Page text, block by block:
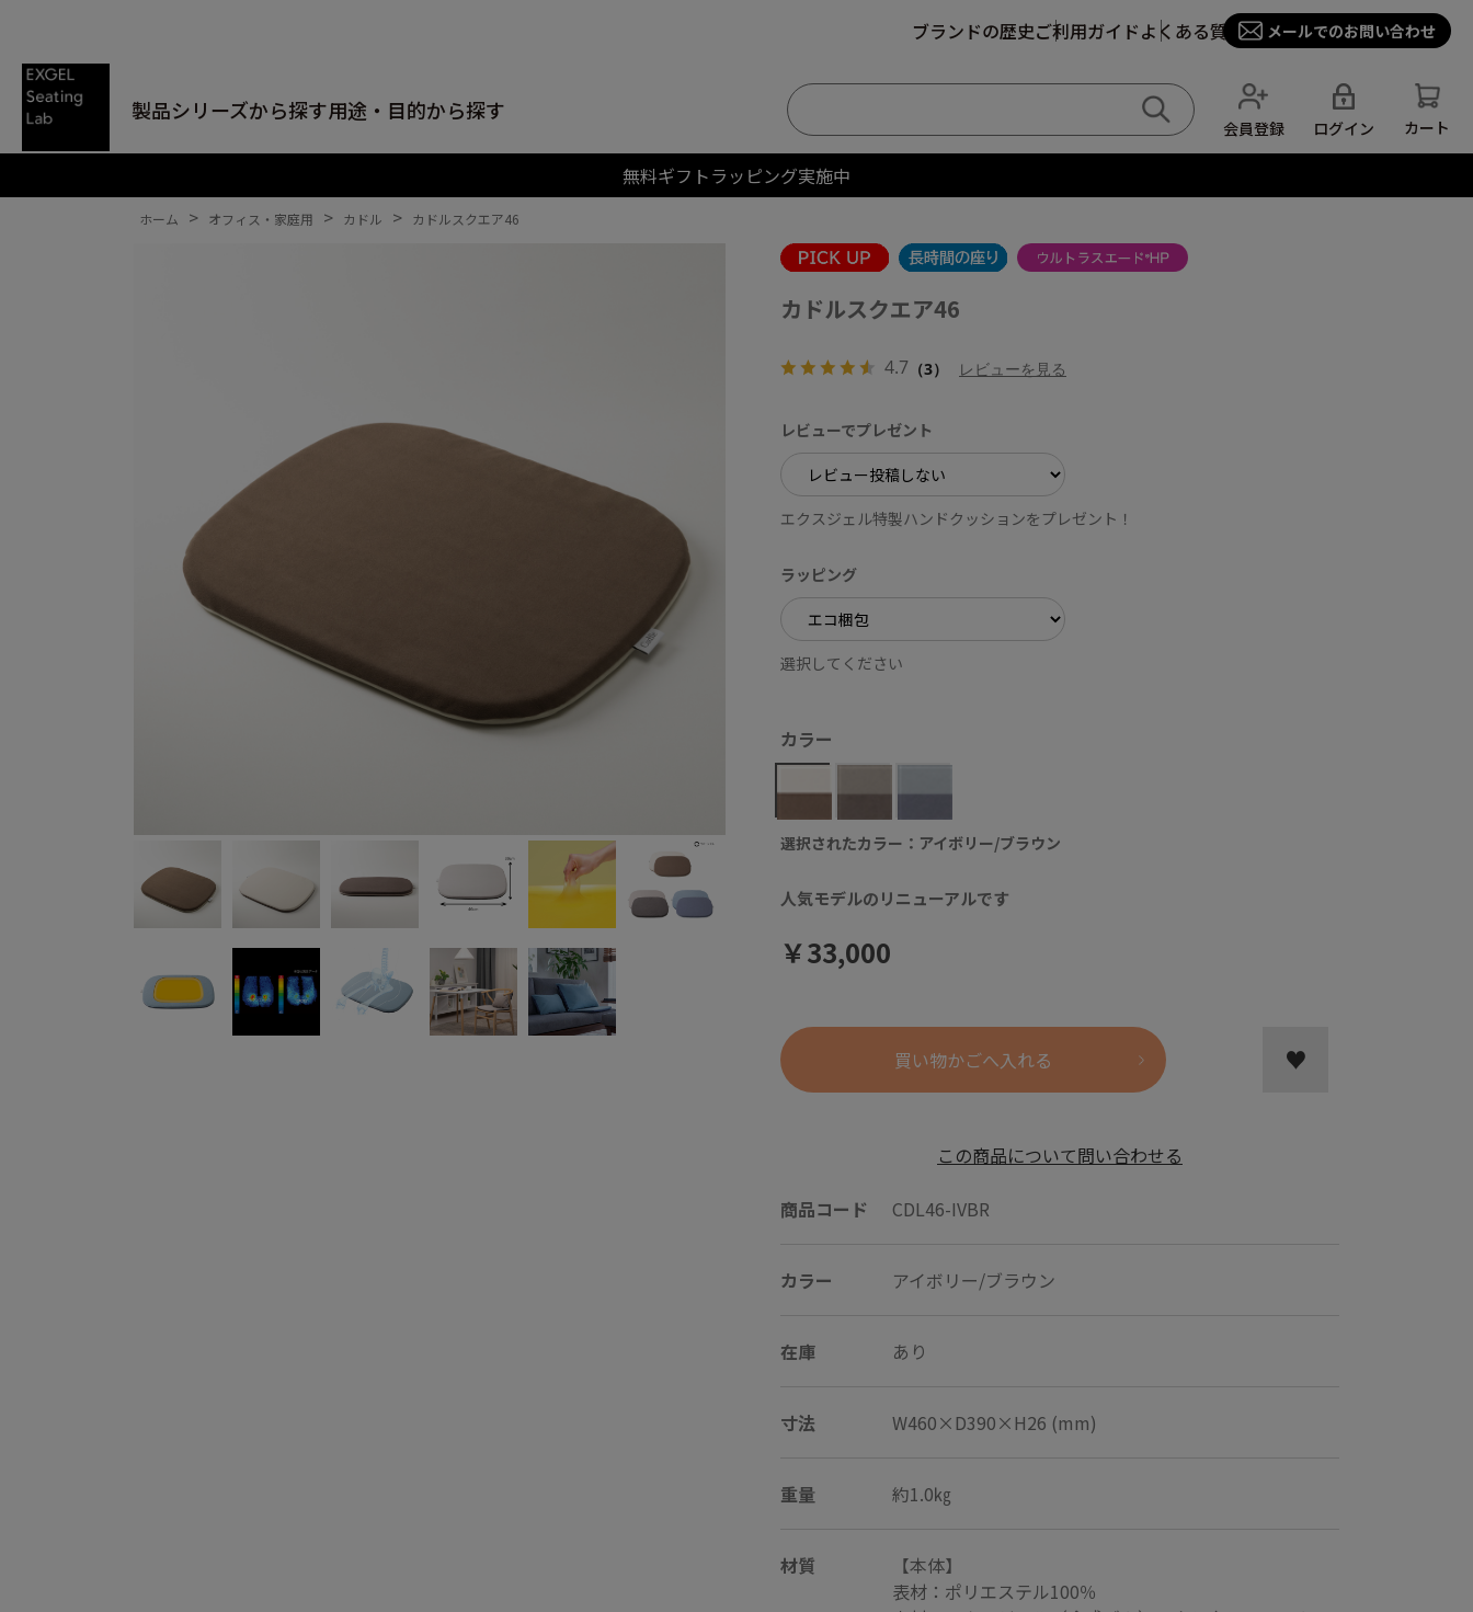
ブランドの歴史ご利用ガイドよくある質問 メールでのお問い合わせ
製品シリーズから探す用途・目的から探す
会員登録 ログイン カート
無料ギフトラッピング実施中
ホーム > オフィス・家庭用 > カドル > カドルスクエア46
人気モデルのリニューアルです
カドルスクエア46
4.7 （3） レビューを見る
￥33,000
商品コード CDL46-IVBR
カラー アイボリー/ブラウン
在庫 あり
寸法 W460×D390×H26 (mm)
重量 約1.0㎏
材質
【本体】
表材：ポリエステル100％
レビューでプレゼント
エクスジェル特製ハンドクッションをプレゼント！
ラッピング
選択してください
カラー
選択されたカラー：アイボリー/ブラウン
買い物かごへ入れる
この商品について問い合わせる